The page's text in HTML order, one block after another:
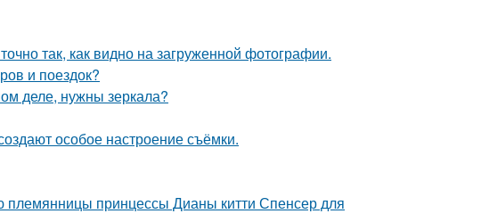
так, как видно на загруженной фотографии.
и поездок?
деле, нужны зеркала?
особое настроение съёмки.
племянницы принцессы Дианы китти Спенсер для